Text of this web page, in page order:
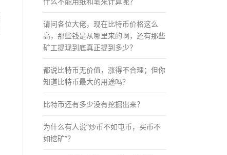
请问各位大佬，现在比特币价格这么
高，那些钱是从哪里来的啊，还有那些
矿工提现到底真正提到多少？
都说比特币无价值，涨得不合理；但你
知道比特币最大的用途吗？
比特币还有多少没有挖掘出来？
为什么有人说“炒币不如屯币，买币不
如挖矿”？